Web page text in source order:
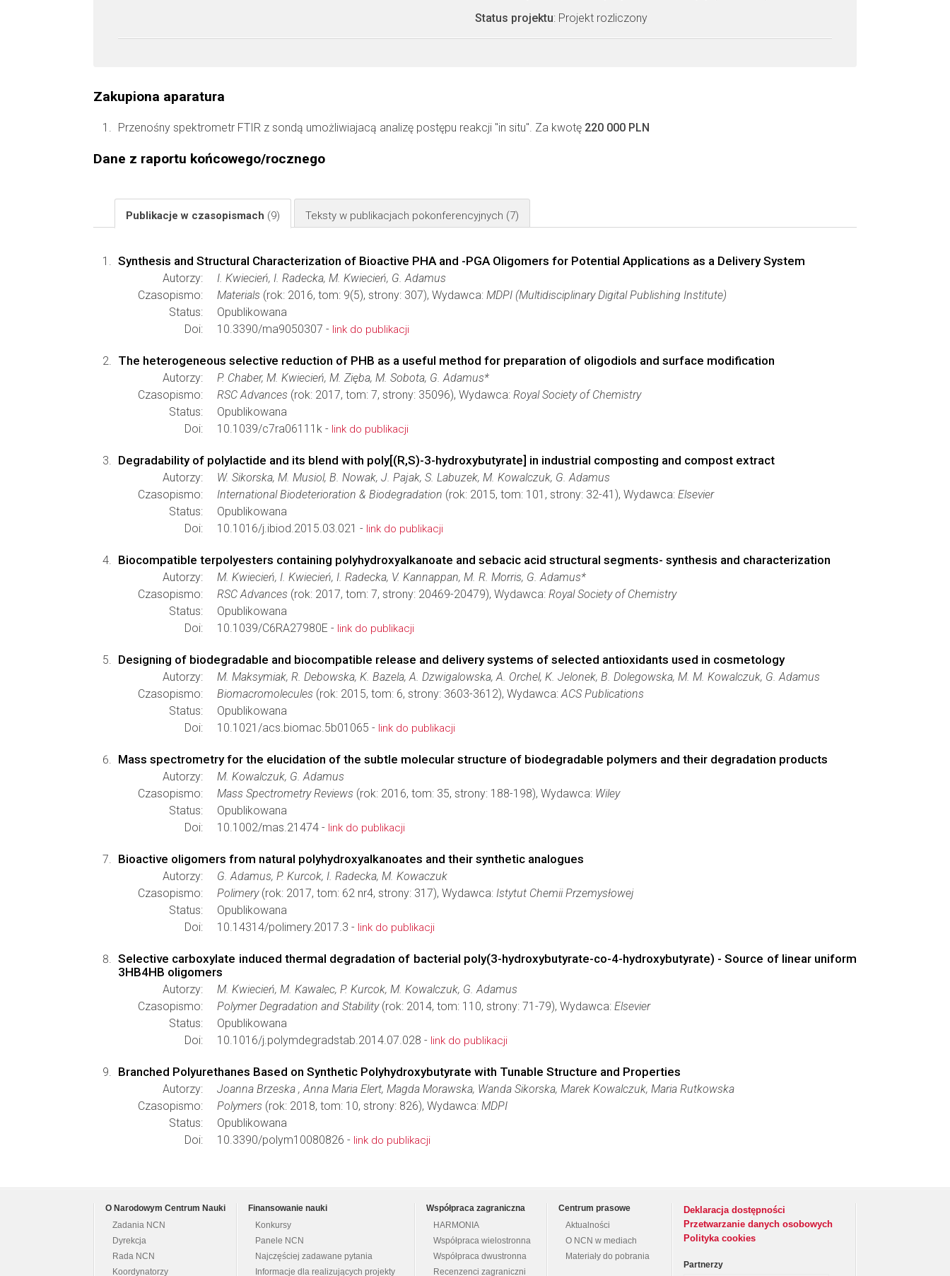
Status projektu: Projekt rozliczony
Zakupiona aparatura
Przenośny spektrometr FTIR z sondą umożliwiajacą analizę postępu reakcji "in situ". Za kwotę 220 000 PLN
Dane z raportu końcowego/rocznego
Publikacje w czasopismach (9) Teksty w publikacjach pokonferencyjnych (7)
Synthesis and Structural Characterization of Bioactive PHA and -PGA Oligomers for Potential Applications as a Delivery System
Autorzy:
I. Kwiecień, I. Radecka, M. Kwiecień, G. Adamus
Czasopismo:
Materials (rok: 2016, tom: 9(5), strony: 307), Wydawca: MDPI (Multidisciplinary Digital Publishing Institute)
Status:
Opublikowana
Doi:
10.3390/ma9050307 - link do publikacji
The heterogeneous selective reduction of PHB as a useful method for preparation of oligodiols and surface modification
Autorzy:
P. Chaber, M. Kwiecień, M. Zięba, M. Sobota, G. Adamus*
Czasopismo:
RSC Advances (rok: 2017, tom: 7, strony: 35096), Wydawca: Royal Society of Chemistry
Status:
Opublikowana
Doi:
10.1039/c7ra06111k - link do publikacji
Degradability of polylactide and its blend with poly[(R,S)-3-hydroxybutyrate] in industrial composting and compost extract
Autorzy:
W. Sikorska, M. Musiol, B. Nowak, J. Pajak, S. Labuzek, M. Kowalczuk, G. Adamus
Czasopismo:
International Biodeterioration & Biodegradation (rok: 2015, tom: 101, strony: 32-41), Wydawca: Elsevier
Status:
Opublikowana
Doi:
10.1016/j.ibiod.2015.03.021 - link do publikacji
Biocompatible terpolyesters containing polyhydroxyalkanoate and sebacic acid structural segments- synthesis and characterization
Autorzy:
M. Kwiecień, I. Kwiecień, I. Radecka, V. Kannappan, M. R. Morris, G. Adamus*
Czasopismo:
RSC Advances (rok: 2017, tom: 7, strony: 20469-20479), Wydawca: Royal Society of Chemistry
Status:
Opublikowana
Doi:
10.1039/C6RA27980E - link do publikacji
Designing of biodegradable and biocompatible release and delivery systems of selected antioxidants used in cosmetology
Autorzy:
M. Maksymiak, R. Debowska, K. Bazela, A. Dzwigalowska, A. Orchel, K. Jelonek, B. Dolegowska, M. M. Kowalczuk, G. Adamus
Czasopismo:
Biomacromolecules (rok: 2015, tom: 6, strony: 3603-3612), Wydawca:ACS Publications
Status:
Opublikowana
Doi:
10.1021/acs.biomac.5b01065 - link do publikacji
Mass spectrometry for the elucidation of the subtle molecular structure of biodegradable polymers and their degradation products
Autorzy:
M. Kowalczuk, G. Adamus
Czasopismo:
Mass Spectrometry Reviews (rok: 2016, tom: 35, strony: 188-198), Wydawca: Wiley
Status:
Opublikowana
Doi:
10.1002/mas.21474 - link do publikacji
Bioactive oligomers from natural polyhydroxyalkanoates and their synthetic analogues
Autorzy:
G. Adamus, P. Kurcok, I. Radecka, M. Kowaczuk
Czasopismo:
Polimery(rok: 2017, tom: 62 nr4, strony: 317), Wydawca: Istytut Chemii Przemysłowej
Status:
Opublikowana
Doi:
10.14314/polimery.2017.3 - link do publikacji
Selective carboxylate induced thermal degradation of bacterial poly(3-hydroxybutyrate-co-4-hydroxybutyrate) - Source of linear uniform
3HB4HB oligomers
Autorzy:
M. Kwiecień, M. Kawalec, P. Kurcok, M. Kowalczuk, G. Adamus
Czasopismo:
Polymer Degradation and Stability(rok: 2014, tom: 110, strony: 71-79), Wydawca: Elsevier
Status:
Opublikowana
Doi:
10.1016/j.polymdegradstab.2014.07.028 - link do publikacji
Branched Polyurethanes Based on Synthetic Polyhydroxybutyrate with Tunable Structure and Properties
Autorzy:
Joanna Brzeska , Anna Maria Elert, Magda Morawska, Wanda Sikorska, Marek Kowalczuk, Maria Rutkowska
Czasopismo:
Polymers (rok: 2018, tom: 10, strony: 826), Wydawca: MDPI
Status:
Opublikowana
Doi:
10.3390/polym10080826 - link do publikacji
O Narodowym Centrum Nauki
Zadania NCN
Dyrekcja
Rada NCN
Koordynatorzy
Finansowanie nauki
Konkursy
Panele NCN
Najczęściej zadawane pytania
Informacje dla realizujących projekty
Współpraca zagraniczna
HARMONIA
Współpraca wielostronna
Współpraca dwustronna
Recenzenci zagraniczni
Centrum prasowe
Aktualności
O NCN w mediach
Materiały do pobrania
Deklaracja dostępności
Przetwarzanie danych osobowych
Polityka cookies
Partnerzy